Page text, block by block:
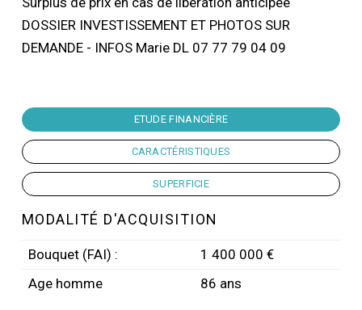
DOSSIER INVESTISSEMENT ET PHOTOS SUR
DEMANDE - INFOS Marie DL 07 77 79 04 09
ETUDE FINANCIÈRE
CARACTÉRISTIQUES
SUPERFICIE
MODALITÉ D'ACQUISITION
Bouquet (FAI) :
1 400 000 €
Age homme
86 ans